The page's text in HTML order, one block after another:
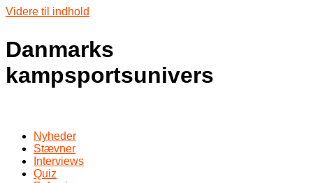
Videre til indhold
Danmarks
kampsportsunivers
Nyheder
Stævner
Interviews
Quiz